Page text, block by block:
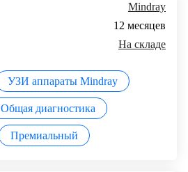
Mindray
12 месяцев
На складе
УЗИ аппараты Mindray
Общая диагностика
Премиальный